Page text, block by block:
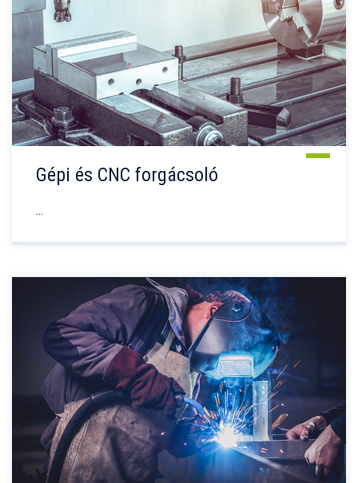
Gépi és CNC forgácsoló
...